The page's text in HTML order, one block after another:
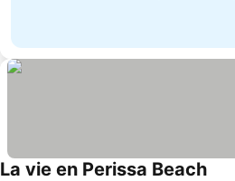
La vie en Perissa Beach